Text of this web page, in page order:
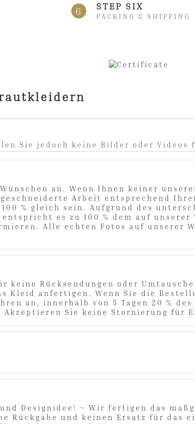
6 STEP SIX
PACKING & SHIPPING
Sie jedoch keine Bilder oder
an. Wenn Ihnen keiner
Arbeit entsprechend
% gleich sein. Aufgrund des
es zu 100 % dem auf unserer
Alle echten Fotos auf unserer
Rücksendungen oder
Kleid anfertigen. Wenn Sie die
an, innerhalb von 5 Tagen 20 % des
Akzeptieren Sie keine Stornierung für
Designidee! ~ Wir fertigen das
Rückgabe und keinen Ersatz für das